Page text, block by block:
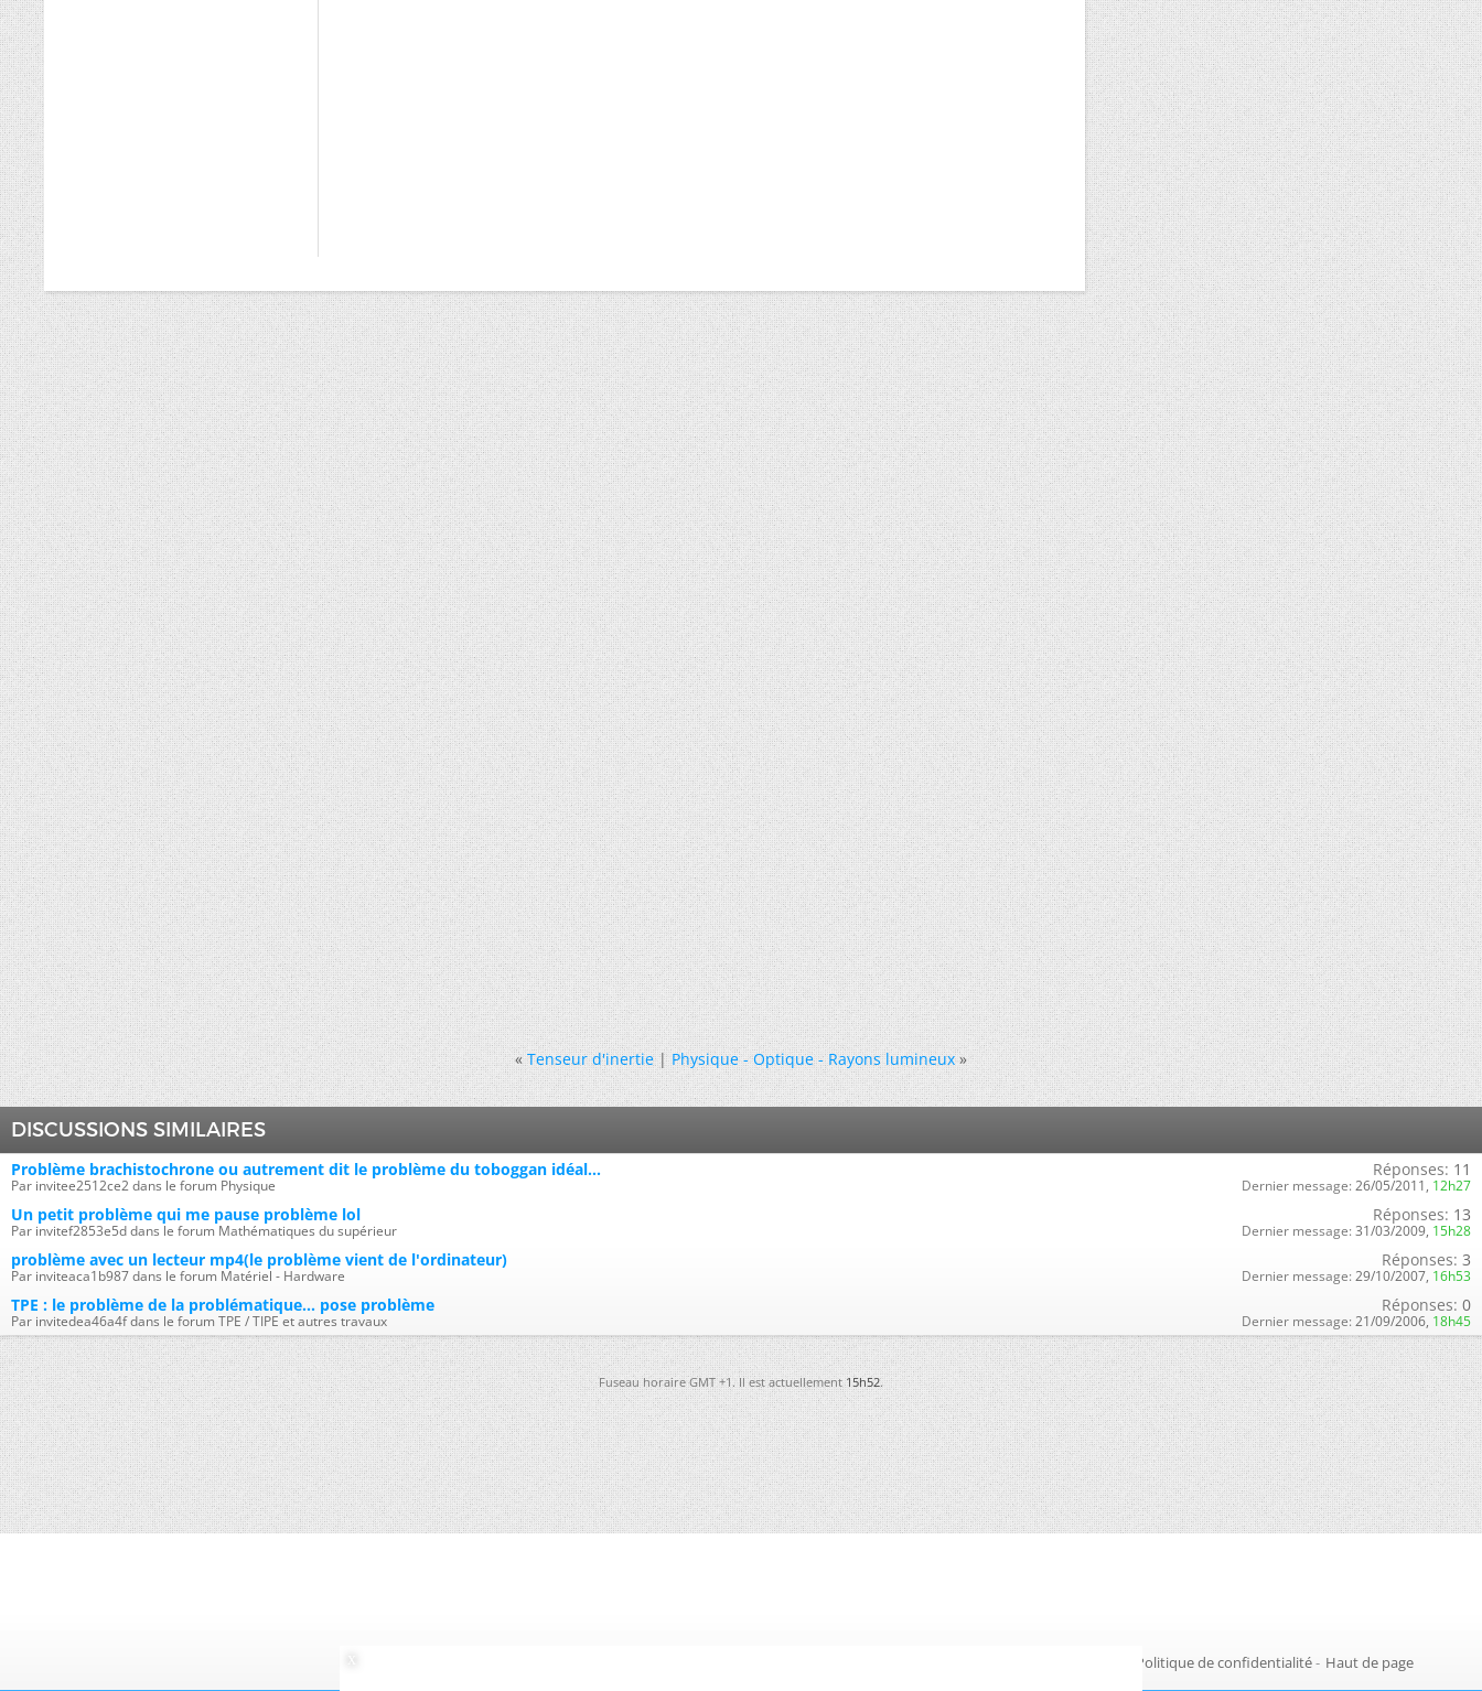
« Tenseur d'inertie|Physique - Optique - Rayons lumineux »
DISCUSSIONS SIMILAIRES
Problème brachistochrone ou autrement dit le problème du toboggan idéal...
Par invitee2512ce2 dans le forum Physique
Réponses: 11
Dernier message: 26/05/2011, 12h27
Un petit problème qui me pause problème lol
Par invitef2853e5d dans le forum Mathématiques du supérieur
Réponses: 13
Dernier message: 31/03/2009, 15h28
problème avec un lecteur mp4(le problème vient de l'ordinateur)
Par inviteaca1b987 dans le forum Matériel - Hardware
Réponses: 3
Dernier message: 29/10/2007, 16h53
TPE : le problème de la problématique... pose problème
Par invitedea46a4f dans le forum TPE / TIPE et autres travaux
Réponses: 0
Dernier message: 21/09/2006, 18h45
Fuseau horaire GMT +1. Il est actuellement15h52.
Politique de confidentialité- Haut de page